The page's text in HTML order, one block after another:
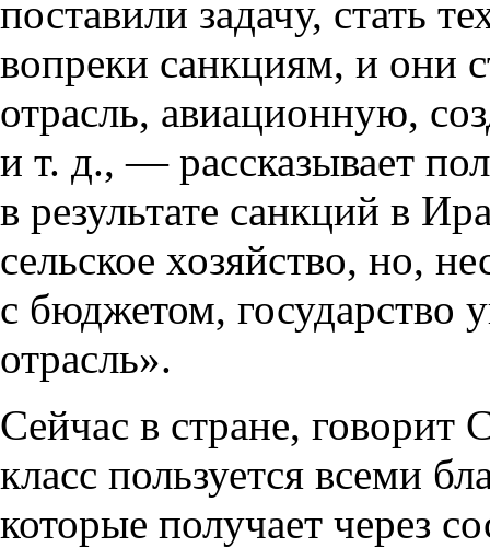
поставили задачу, стать
вопреки санкциям, и они
отрасль, авиационную,
и т. д., — рассказывает
в результате санкций в
сельское хозяйство, но,
с бюджетом, государство
отрасль».
Сейчас в стране, говорит
класс пользуется всеми
которые получает через